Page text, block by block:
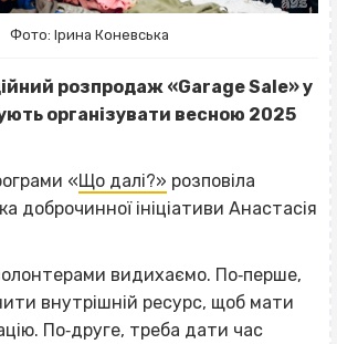
Фото: Ірина Коневська
розпродаж «Garage Sale» у
організувати весною 2025
«Що далі?» розповіла
доброчинної ініціативи Анастасія
видихаємо. По‐перше,
внутрішній ресурс, щоб мати
По‐друге, треба дати час